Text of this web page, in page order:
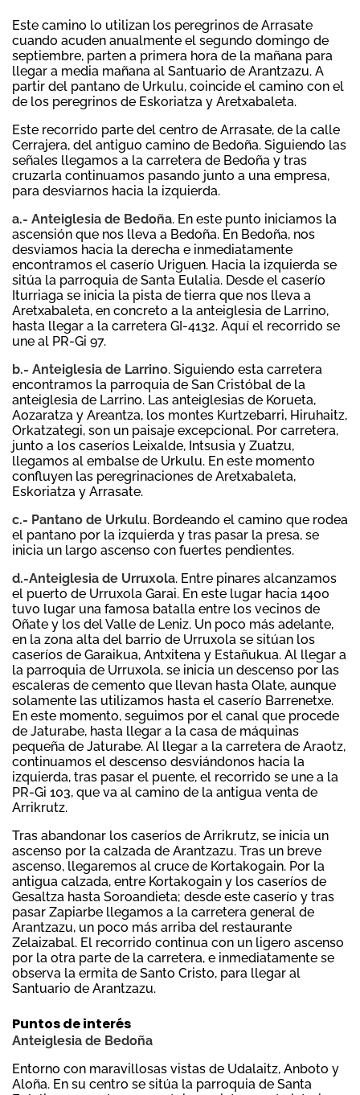
Este camino lo utilizan los peregrinos de Arrasate
cuando acuden anualmente el segundo domingo de
septiembre, parten a primera hora de la mañana para
llegar a media mañana al Santuario de Arantzazu. A
partir del pantano de Urkulu, coincide el camino con el
de los peregrinos de Eskoriatza y Aretxabaleta.
Este recorrido parte del centro de Arrasate, de la calle
Cerrajera, del antiguo camino de Bedoña. Siguiendo las
señales llegamos a la carretera de Bedoña y tras
cruzarla continuamos pasando junto a una empresa,
para desviarnos hacia la izquierda.
a.- Anteiglesia de Bedoña. En este punto iniciamos la
ascensión que nos lleva a Bedoña. En Bedoña, nos
desviamos hacia la derecha e inmediatamente
encontramos el caserío Uriguen. Hacia la izquierda se
sitúa la parroquia de Santa Eulalia. Desde el caserío
Iturriaga se inicia la pista de tierra que nos lleva a
Aretxabaleta, en concreto a la anteiglesia de Larrino,
hasta llegar a la carretera GI-4132. Aquí el recorrido se
une al PR-Gi 97.
b.- Anteiglesia de Larrino. Siguiendo esta carretera
encontramos la parroquia de San Cristóbal de la
anteiglesia de Larrino. Las anteiglesias de Korueta,
Aozaratza y Areantza, los montes Kurtzebarri, Hiruhaitz,
Orkatzategi, son un paisaje excepcional. Por carretera,
junto a los caseríos Leixalde, Intsusia y Zuatzu,
llegamos al embalse de Urkulu. En este momento
confluyen las peregrinaciones de Aretxabaleta,
Eskoriatza y Arrasate.
c.- Pantano de Urkulu. Bordeando el camino que rodea
el pantano por la izquierda y tras pasar la presa, se
inicia un largo ascenso con fuertes pendientes.
d.-Anteiglesia de Urruxola. Entre pinares alcanzamos
el puerto de Urruxola Garai. En este lugar hacia 1400
tuvo lugar una famosa batalla entre los vecinos de
Oñate y los del Valle de Leniz. Un poco más adelante,
en la zona alta del barrio de Urruxola se sitúan los
caseríos de Garaikua, Antxitena y Estañukua. Al llegar a
la parroquia de Urruxola, se inicia un descenso por las
escaleras de cemento que llevan hasta Olate, aunque
solamente las utilizamos hasta el caserío Barrenetxe.
En este momento, seguimos por el canal que procede
de Jaturabe, hasta llegar a la casa de máquinas
pequeña de Jaturabe. Al llegar a la carretera de Araotz,
continuamos el descenso desviándonos hacia la
izquierda, tras pasar el puente, el recorrido se une a la
PR-Gi 103, que va al camino de la antigua venta de
Arrikrutz.
Tras abandonar los caseríos de Arrikrutz, se inicia un
ascenso por la calzada de Arantzazu. Tras un breve
ascenso, llegaremos al cruce de Kortakogain. Por la
antigua calzada, entre Kortakogain y los caseríos de
Gesaltza hasta Soroandieta; desde este caserío y tras
pasar Zapiarbe llegamos a la carretera general de
Arantzazu, un poco más arriba del restaurante
Zelaizabal. El recorrido continua con un ligero ascenso
por la otra parte de la carretera, e inmediatamente se
observa la ermita de Santo Cristo, para llegar al
Santuario de Arantzazu.
Puntos de interés
Anteiglesia de Bedoña
Entorno con maravillosas vistas de Udalaitz, Anboto y
Aloña. En su centro se sitúa la parroquia de Santa